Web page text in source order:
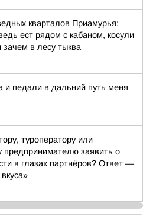
кварталов Приамурья:
ест рядом с кабаном, косули
в лесу тыква
и педали в дальний путь меня
туроператору или
предпринимателю заявить о
в глазах партнёров? Ответ —